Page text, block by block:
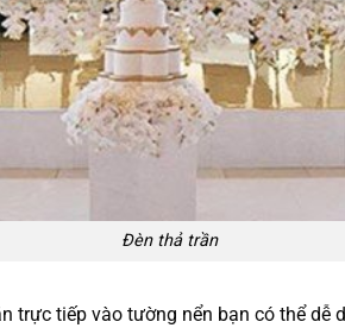
Đèn thả trần
trực tiếp vào tường nển bạn có thể dễ